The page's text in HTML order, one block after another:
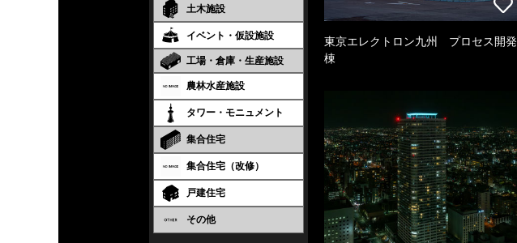
土木施設
イベント・仮設施設
工場・倉庫・生産施設
農林水産施設
タワー・モニュメント
集合住宅
集合住宅（改修）
戸建住宅
その他
東京エレクトロン九州 プロセス開発
棟